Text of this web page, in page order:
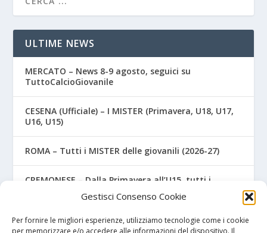
Gestisci Consenso Cookie
Per fornire le migliori esperienze, utilizziamo tecnologie come i cookie
ULTIME NEWS
MERCATO – News 8-9 agosto, seguici su
TuttoCalcioGiovanile
CESENA (Ufficiale) – I MISTER (Primavera, U18, U17,
U16, U15)
ROMA – Tutti i MISTER delle giovanili (2026-27)
CREMONESE – Dalla Primavera all’U15, tutti i
COSENZA – Due gioiellini della Primavera salutano i
colori rossoblù